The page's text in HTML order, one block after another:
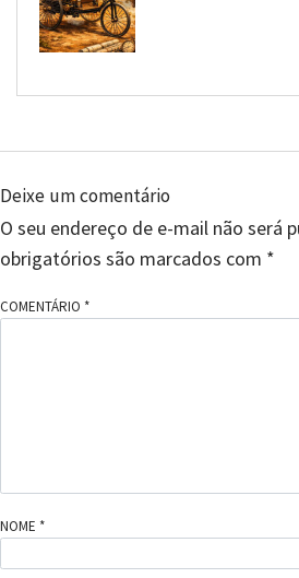
Deixe um comentário
O seu endereço de e-mail não será
obrigatórios são marcados com *
COMENTÁRIO *
NOME *